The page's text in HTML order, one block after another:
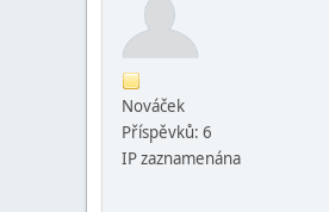
Nováček
Příspěvků: 6
IP zaznamenána